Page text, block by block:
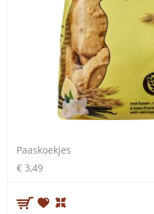
Paaskoekjes
€ 3,49